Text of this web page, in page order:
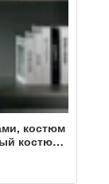
костюм
костюм
костюм